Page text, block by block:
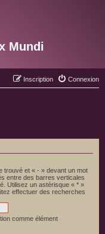
Mundi
Connexion
Inscription
trouvé et « - » devant un mot
entre des barres verticales
Utilisez un astérisque « * »
effectuer des recherches
comme élément